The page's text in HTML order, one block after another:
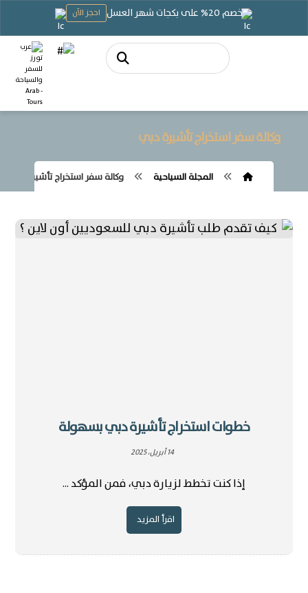
خصم 20% على بكجات شهر العسل احجز الآن
وكالة سفر استخراج تأشيرة دبي
المجلة السياحية وكالة سفر استخراج تأشيرة دبي
خطوات استخراج تأشيرة دبي بسهولة
14 أبريل، 2025
إذا كنت تخطط لزيارة دبي، فمن المؤكد ...
اقرأ المزيد